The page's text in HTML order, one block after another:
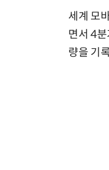
세계 모
면서 4
량을 기